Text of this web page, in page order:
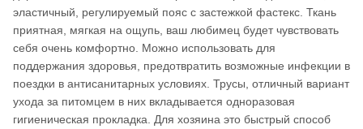
эластичный, регулируемый пояс с застежкой фастекс. Ткань
приятная, мягкая на ощупь, ваш любимец будет чувствовать
себя очень комфортно. Можно использовать для
поддержания здоровья, предотвратить возможные инфекции в
поездки в антисанитарных условиях. Трусы, отличный вариант
ухода за питомцем в них вкладывается одноразовая
гигиеническая прокладка. Для хозяина это быстрый способ